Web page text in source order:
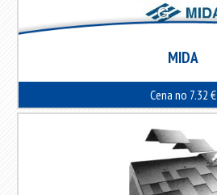
MIDA
Cena no 7.32 €